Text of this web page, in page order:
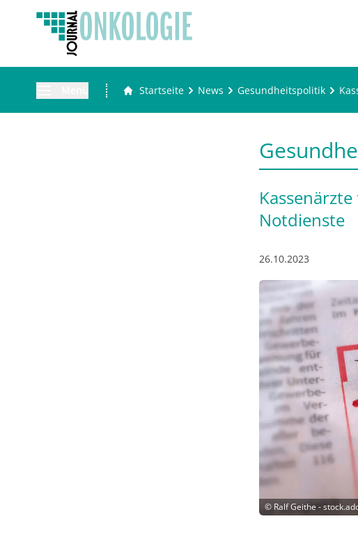
Startseite News Gesundheitspolitik
Notdienste
26.10.2023
© Ralf Geithe -